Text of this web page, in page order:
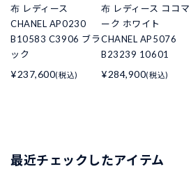
布 レディース
CHANEL AP0230
B10583 C3906 ブラ
ック
¥237,600(税込)
布 レディース ココマ
ーク ホワイト
CHANEL AP5076
B23239 10601
¥284,900(税込)
最近チェックしたアイテム